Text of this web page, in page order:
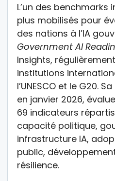
L’un des benchmarks
plus mobilisés pour
des nations à l’IA
Government AI
Insights,
institutions
l’UNESCO et le G20.
en janvier 2026,
69 indicateurs
capacité politique,
infrastructure IA,
public,
résilience.